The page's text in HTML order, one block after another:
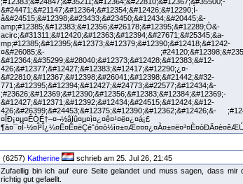
&#24471;&#21147;&#12364;&#12354;&#12426;&#12290;Ì-
å&#24515;&#12398;&#23433;&#23450;&#12434;&#20445;&-
amp;#12385;&#12383;&#12356;&#26178;&#12395;&#12289;Ò&-
acirc;&#31311;&#12420;&#12363;&#12394;&#27671;&#25345;&a-
¤&#26085;&-
&#12364;&#35299;&#28040;&#12373;&#12428;&#12383;&#12-
426;&#12377;&#12427;&#12383;&#12417;&#12290;¿¤-
&#22810;&#12367;&#12398;&#26041;&#12398;&#21442;&#32-
771;&#12395;&#12394;&#12427;&#24773;&#22577;&#12434;&-
;#23626;&#12369;&#12390;&#12356;&#12383;&#12384;&#12369;-
&#12427;&#12371;&#12392;&#12434;&#24515;&#12424;&#12-
426;&#26399;&#24453;&#12375;&#12390;&#12362;&#12426;&-
¤ÎÐ¡¤µ¤ÊÒÉ†–¤¬½âÏû¤µ¤ì¤¿¤ê¤¹¤ë¤¿¤á¡£
(6257) Katherine
schrieb am 25. Jul 26, 21:45
Zufaellig bin ich auf eure Seite gelandet und muss sagen, dass mir
richtig gut gefaellt.